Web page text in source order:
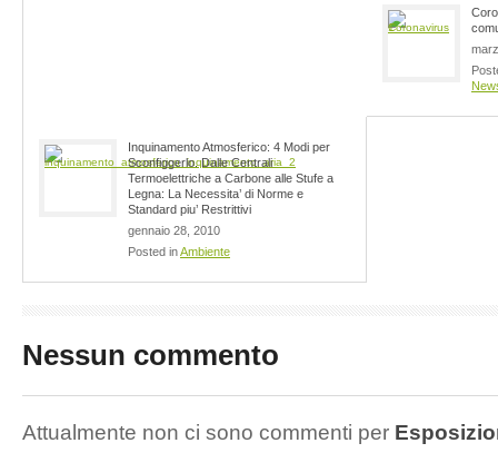
Inquinamento Atmosferico: 4 Modi per
Sconfiggerlo. Dalle Centrali
Termoelettriche a Carbone alle Stufe a
Legna: La Necessita’ di Norme e
Standard piu’ Restrittivi
gennaio 28, 2010
Posted inAmbiente
Nessun commento
Attualmente non ci sono commenti per